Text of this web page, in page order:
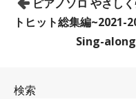
稿
ピアノソロ やさし
トヒット総集編~2021-
Sing-
検索